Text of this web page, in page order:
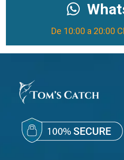
De 10:00 a 20:00